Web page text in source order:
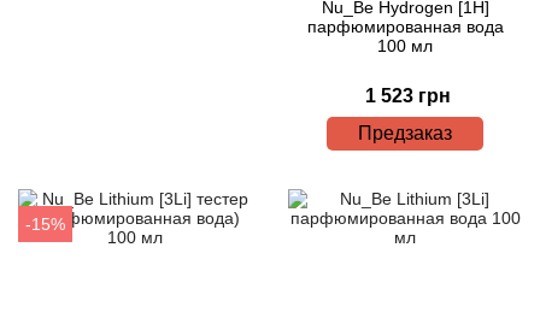
Nu_Be Hydrogen [1H]
парфюмированная вода
100 мл
1 523 грн
Предзаказ
-15%